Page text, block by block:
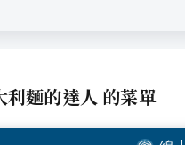
利麵的達人 的菜單